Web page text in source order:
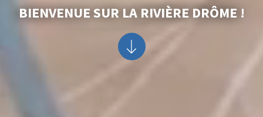
BIENVENUE SUR LA RIVIÈRE DRÔME !